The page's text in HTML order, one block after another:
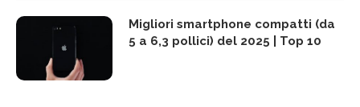
Migliori smartphone compatti (da
5 a 6,3 pollici) del 2025 | Top 10